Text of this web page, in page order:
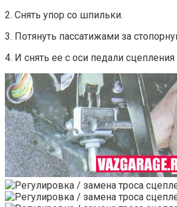
2. Снять упор со шпильки.
3. Потянуть пассатижами за
4. И снять ее с оси педали сцепления